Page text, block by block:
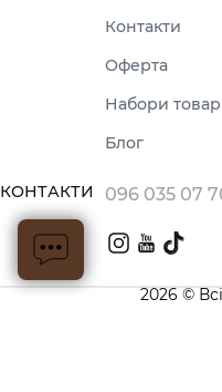
Контакти
Оферта
Набори
Блог
КОНТАКТИ 096 035 07
2026 ©